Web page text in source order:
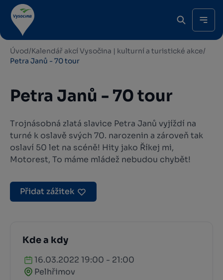
Úvod/Kalendář akcí Vysočina | kulturní a turistické akce/
Petra Janů - 70 tour
Petra Janů - 70 tour
Trojnásobná zlatá slavice Petra Janů vyjíždí na
turné k oslavě svých 70. narozenin a zároveň tak
oslaví 50 let na scéně! Hity jako Říkej mi,
Motorest, To máme mládež nebudou chybět!
Přidat zážitek
Kde a kdy
16.03.2022 19:00 - 21:00
Pelhřimov